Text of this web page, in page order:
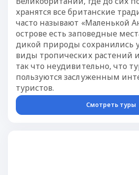
хранятся все британские
часто называют «Маленькой
острове есть заповедные
дикой природы сохранились
виды тропических
так что неудивительно, что
пользуются заслуженным
туристов.
Смотреть туры